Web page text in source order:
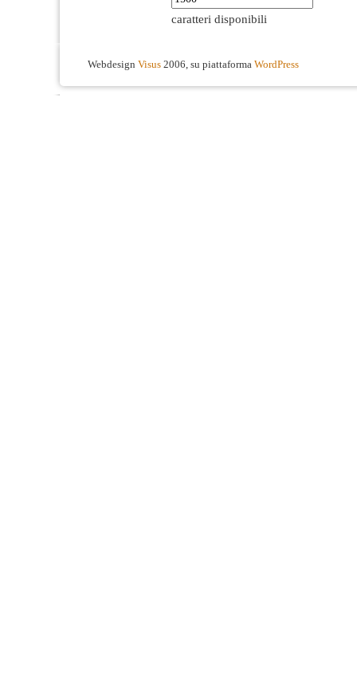
caratteri disponibili
Webdesign Visus 2006, su piattaforma WordPress